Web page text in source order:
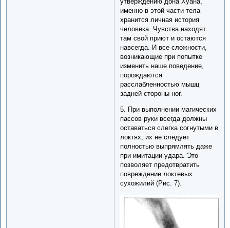
именно в этой части тела
хранится личная история
человека. Чувства находят
там свой приют и остаются
навсегда. И все сложности,
возникающие при попытке
изменить наше поведение,
порождаются
расслабленностью мышц
задней стороны ног.
5. При выполнении магических
пассов руки всегда должны
оставаться слегка согнутыми в
локтях; их не следует
полностью выпрямлять даже
при имитации удара. Это
позволяет предотвратить
повреждение локтевых
сухожилий (Рис. 7).